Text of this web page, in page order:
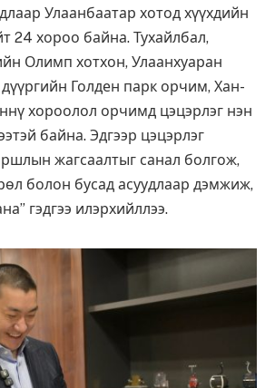
Улаанбаатар хотод хүүхдийн
24 хороо байна. Тухайлбал,
Олимп хотхон, Улаанхуаран
Голден парк орчим, Хан-
хороолол орчимд цэцэрлэг нэн
байна. Эдгээр цэцэрлэг
жагсаалтыг санал болгож,
болон бусад асуудлаар дэмжиж,
гэдгээ илэрхийллээ.